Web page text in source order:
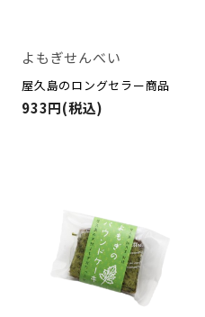
よもぎせんべい
屋久島のロングセラー商品
933円(税込)